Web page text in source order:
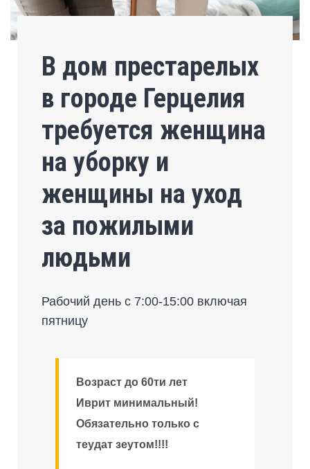
В дом престарелых
в городе Герцелия
требуется женщина
на уборку и
женщины на уход
за пожилыми
людьми
Рабочий день с 7:00-15:00 включая
пятницу
Возраст до 60ти лет
Иврит минимальный!
Обязательно только с
теудат зеутом!!!!